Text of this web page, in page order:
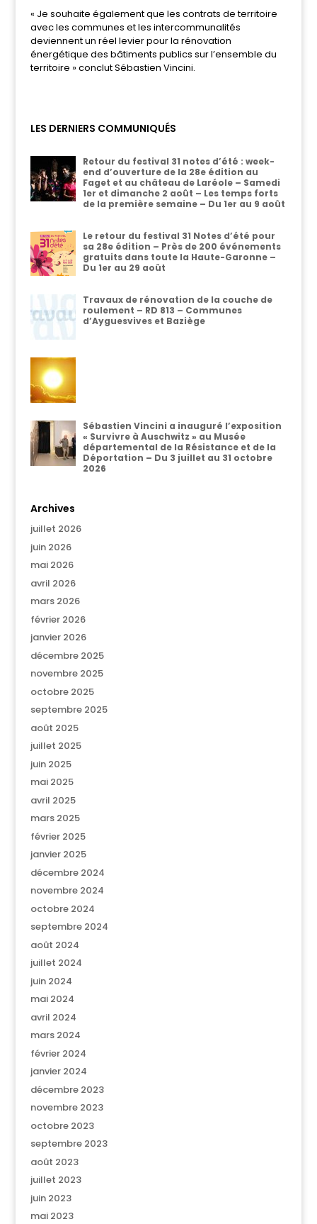
« Je souhaite également que les contrats de territoire
avec les communes et les intercommunalités
deviennent un réel levier pour la rénovation
énergétique des bâtiments publics sur l’ensemble du
territoire » conclut Sébastien Vincini.
LES DERNIERS COMMUNIQUÉS
Retour du festival 31 notes d’été : week-
end d’ouverture de la 28e édition au
Faget et au château de Laréole – Samedi
1er et dimanche 2 août – Les temps forts
de la première semaine – Du 1er au 9 août
Le retour du festival 31 Notes d’été pour
sa 28e édition – Près de 200 événements
gratuits dans toute la Haute-Garonne –
Du 1er au 29 août
Travaux de rénovation de la couche de
roulement – RD 813 – Communes
d’Ayguesvives et Baziège
Sébastien Vincini a inauguré l’exposition
« Survivre à Auschwitz » au Musée
départemental de la Résistance et de la
Déportation – Du 3 juillet au 31 octobre
2026
Archives
juillet 2026
juin 2026
mai 2026
avril 2026
mars 2026
février 2026
janvier 2026
décembre 2025
novembre 2025
octobre 2025
septembre 2025
août 2025
juillet 2025
juin 2025
mai 2025
avril 2025
mars 2025
février 2025
janvier 2025
décembre 2024
novembre 2024
octobre 2024
septembre 2024
août 2024
juillet 2024
juin 2024
mai 2024
avril 2024
mars 2024
février 2024
janvier 2024
décembre 2023
novembre 2023
octobre 2023
septembre 2023
août 2023
juillet 2023
juin 2023
mai 2023